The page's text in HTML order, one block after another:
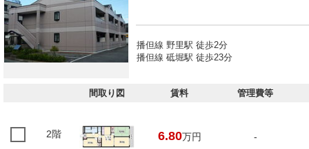
播但線 野里駅 徒歩2分
播但線 砥堀駅 徒歩23分
間取り図 賃料 管理費等
2階 6.80万円 -